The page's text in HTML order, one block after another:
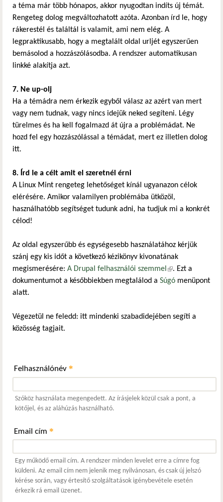
a téma már több hónapos, akkor nyugodtan indíts új témát.
Rengeteg dolog megváltozhatott azóta. Azonban írd le, hogy
rákerestél és találtál is valamit, ami nem elég. A
legpraktikusabb, hogy a megtalált oldal urljét egyszerűen
bemásolod a hozzászólásodba. A rendszer automatikusan
linkké alakítja azt.
7. Ne up-olj
Ha a témádra nem érkezik egyből válasz az azért van mert
vagy nem tudnak, vagy nincs idejük neked segíteni. Légy
türelmes és ha kell fogalmazd át újra a problémádat. Ne
hozd fel egy hozzászólással a témádat, mert ez illetlen dolog
itt.
8. Írd le a célt amit el szeretnél érni
A Linux Mint rengeteg lehetőséget kínál ugyanazon célok
elérésére. Amikor valamilyen problémába ütközöl,
használhatóbb segítséget tudunk adni, ha tudjuk mi a konkrét
célod!
Az oldal egyszerűbb és egységesebb használatához kérjük
szánj egy kis időt a következő kézikönyv kivonatának
megismerésére: A Drupal felhasználói szemmel (külső hivatkozás)
. Ezt a
dokumentumot a későbbiekben megtalálod a Súgó menüpont
alatt.
Végezetül ne feledd: itt mindenki szabadidejében segíti a
közösség tagjait.
Felhasználónév *
Szóköz használata megengedett. Az írásjelek közül csak a pont, a
kötőjel, és az aláhúzás használható.
Email cím *
Egy működő email cím. A rendszer minden levelet erre a címre fog
küldeni. Az email cím nem jelenik meg nyilvánosan, és csak új jelszó
kérése során, vagy értesítő szolgáltatások igénybevétele esetén
érkezik rá email üzenet.